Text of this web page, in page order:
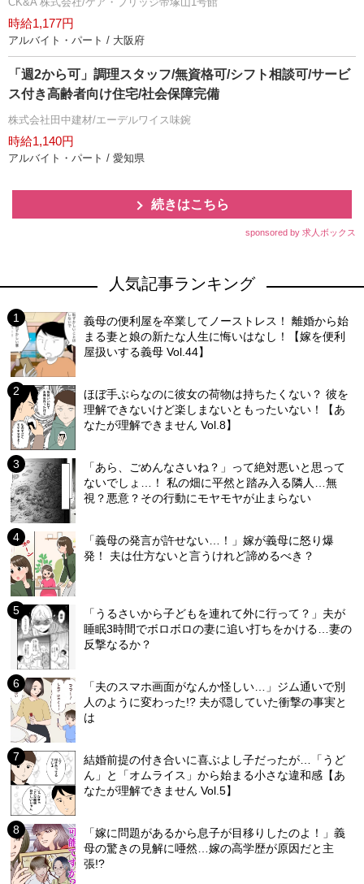
時給1,177円
アルバイト・パート / 大阪府
「週2から可」調理スタッフ/無資格可/シフト相談可/サービ
ス付き高齢者向け住宅/社会保障完備
株式会社田中建材/エーデルワイス味鋺
時給1,140円
アルバイト・パート / 愛知県
続きはこちら
sponsored by 求人ボックス
人気記事ランキング
義母の便利屋を卒業してノーストレス！ 離婚から始
まる妻と娘の新たな人生に悔いはなし！【嫁を便利
屋扱いする義母 Vol.44】
ほぼ手ぶらなのに彼女の荷物は持ちたくない？ 彼を
理解できないけど楽しまないともったいない！【あ
なたが理解できません Vol.8】
「あら、ごめんなさいね？」って絶対悪いと思って
ないでしょ…！ 私の畑に平然と踏み入る隣人…無
視？悪意？その行動にモヤモヤが止まらない
「義母の発言が許せない…！」嫁が義母に怒り爆
発！ 夫は仕方ないと言うけれど諦めるべき？
「うるさいから子どもを連れて外に行って？」夫が
睡眠3時間でボロボロの妻に追い打ちをかける…妻の
反撃なるか？
「夫のスマホ画面がなんか怪しい…」ジム通いで別
人のように変わった!? 夫が隠していた衝撃の事実と
は
結婚前提の付き合いに喜ぶよし子だったが…「うど
ん」と「オムライス」から始まる小さな違和感【あ
なたが理解できません Vol.5】
「嫁に問題があるから息子が目移りしたのよ！」義
母の驚きの見解に唖然…嫁の高学歴が原因だと主
張!?